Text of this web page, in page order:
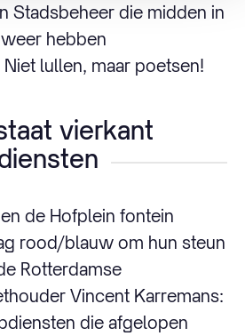
Stadsbeheer die midden in
hebben
lullen, maar poetsen!
vierkant
de Hofplein fontein
rood/blauw om hun steun
Rotterdamse
Vincent Karremans:
die afgelopen